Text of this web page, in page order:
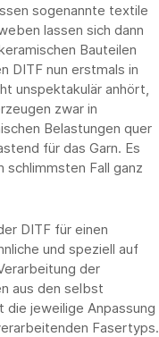
sogenannte textile
lassen sich dann
Bauteilen
DITF nun erstmals in
unspektakulär anhört,
zwar in
Belastungen quer
für das Garn. Es
Fall ganz
DITF für einen
und speziell auf
der
aus den selbst
jeweilige Anpassung
Fasertyps.